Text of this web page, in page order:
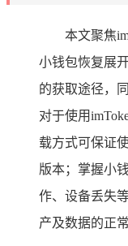
本文聚焦
小钱包恢复展
的获取途径，
对于使用
载方式可保证
版本；掌握小
作、设备丢失
产及数据的正常